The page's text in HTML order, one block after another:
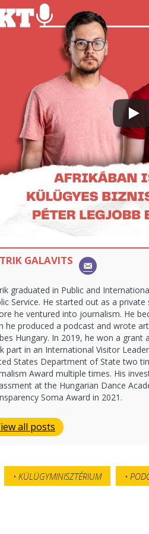
GALAVITS
graduated in Public and
Service. He started out as a
he ventured into journalism. He
he produced a podcast and wrote
Hungary. In 2019, he won a grant
part in an International Visitor
States Department of State two
Award multiple times. His
at the Hungarian Dance
Soma Award in 2021.
all posts
KÜLÜGYMINISZTÉRIUM